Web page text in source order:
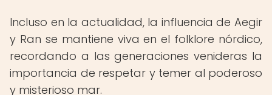
Incluso en la actualidad, la influencia de Aegir
y Ran se mantiene viva en el folklore nórdico,
recordando a las generaciones venideras la
importancia de respetar y temer al poderoso
y misterioso mar.